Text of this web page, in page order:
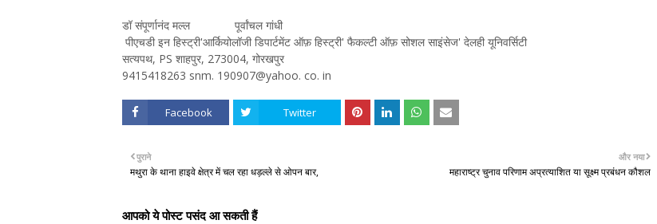
डॉ संपूर्णानंद मल्ल पूर्वांचल गांधी
पीएचडी इन हिस्ट्री'आर्कियोलॉजी डिपार्टमेंट ऑफ़ हिस्ट्री' फैकल्टी ऑफ़ सोशल साइंसेज' देलही यूनिवर्सिटी
सत्यपथ, PS शाहपुर, 273004, गोरखपुर
9415418263 snm. 190907@yahoo. co. in
Facebook Twitter
और नया
महाराष्ट्र चुनाव परिणाम अप्रत्याशित या सूक्ष्म प्रबंधन कौशल
पुराने
मथुरा के थाना हाइवे क्षेत्र में चल रहा धड़ल्ले से ओपन बार,
आपको ये पोस्ट पसंद आ सकती हैं